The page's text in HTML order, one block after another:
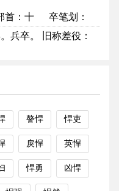
首 ：十
卒笔划：
兵卒。 旧称差役：
謷悍 悍吏
戾悍 英悍
悍勇 凶悍